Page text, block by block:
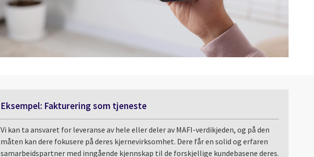
Eksempel: Fakturering som tjeneste
Vi kan ta ansvaret for leveranse av hele eller deler av MAFI-verdikjeden, og på den
måten kan dere fokusere på deres kjernevirksomhet. Dere får en solid og erfaren
samarbeidspartner med inngående kjennskap til de forskjellige kundebasene deres.